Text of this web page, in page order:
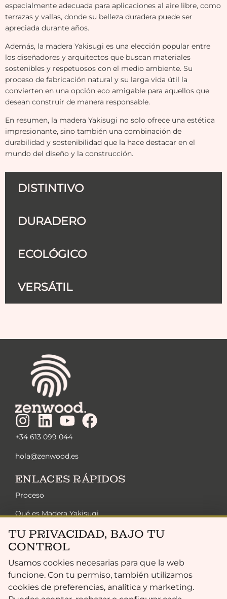
especialmente adecuada para aplicaciones al aire libre, como
terrazas y vallas, donde su belleza duradera puede ser
apreciada durante años.
Además, la madera Yakisugi es una elección popular entre
los diseñadores y arquitectos que buscan materiales
sostenibles y respetuosos con el medio ambiente. Su
proceso de fabricación natural y su larga vida útil la
convierten en una opción eco amigable para aquellos que
desean construir de manera responsable.
En resumen, la madera Yakisugi no solo ofrece una estética
impresionante, sino también una combinación de
durabilidad y sostenibilidad que la hace destacar en el
mundo del diseño y la construcción.
DISTINTIVO
DURADERO
ECOLÓGICO
VERSÁTIL
+34 613 099 044
hola@zenwood.es
ENLACES RÁPIDOS
Proceso
Qué es Madera Yakisugi
Soluciones Zen
Sostenibilidad
Colección Exclusiva
Gama De Acabados
TU PRIVACIDAD, BAJO TU
CONTROL
Usamos cookies necesarias para que la web
funcione. Con tu permiso, también utilizamos
cookies de preferencias, analítica y marketing.